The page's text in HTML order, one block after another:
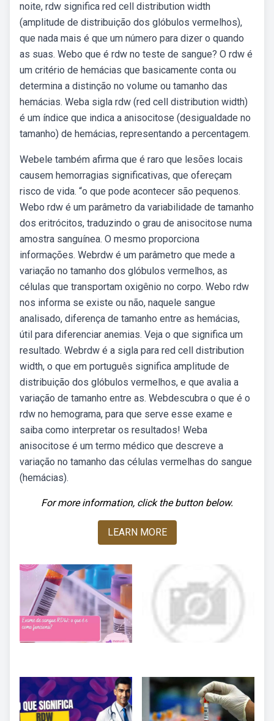
noite, rdw significa red cell distribution width
(amplitude de distribuição dos glóbulos vermelhos),
que nada mais é que um número para dizer o quando
as suas. Webo que é rdw no teste de sangue? O rdw é
um critério de hemácias que basicamente conta ou
determina a distinção no volume ou tamanho das
hemácias. Weba sigla rdw (red cell distribution width)
é um índice que indica a anisocitose (desigualdade no
tamanho) de hemácias, representando a percentagem.
Webele também afirma que é raro que lesões locais
causem hemorragias significativas, que ofereçam
risco de vida. “o que pode acontecer são pequenos.
Webo rdw é um parâmetro da variabilidade de tamanho
dos eritrócitos, traduzindo o grau de anisocitose numa
amostra sanguínea. O mesmo proporciona
informações. Webrdw é um parâmetro que mede a
variação no tamanho dos glóbulos vermelhos, as
células que transportam oxigênio no corpo. Webo rdw
nos informa se existe ou não, naquele sangue
analisado, diferença de tamanho entre as hemácias,
útil para diferenciar anemias. Veja o que significa um
resultado. Webrdw é a sigla para red cell distribution
width, o que em português significa amplitude de
distribuição dos glóbulos vermelhos, e que avalia a
variação de tamanho entre as. Webdescubra o que é o
rdw no hemograma, para que serve esse exame e
saiba como interpretar os resultados! Weba
anisocitose é um termo médico que descreve a
variação no tamanho das células vermelhas do sangue
(hemácias).
For more information, click the button below.
LEARN MORE